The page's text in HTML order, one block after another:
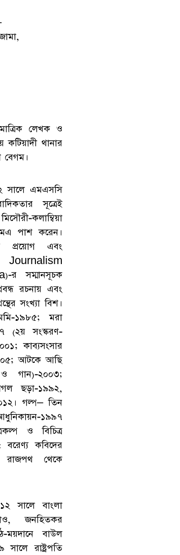
লেখক ও
থানার
বেগম।
সালে এমএসসি
সূত্রেই
কলাম্বিয়া
পাশ করেন।
প্রয়োগ এবং
Journalism
র সম্মানসূচক
রচনায় এবং
সংখ্যা বিশ।
মমি-১৯৮৫; মরা
(২য় সংস্করণ-
কাব্যসংসার
আটকে আছি
ও গান)-২০০৩;
ছড়া-১৯৯২,
গল্প– তিন
১৯৯৭
ও বিচিত্র
কবিদের
রাজপথ থেকে
সালে বাংলা
জনহিতকর
ময়দানে বাউল
রাষ্ট্রপতি